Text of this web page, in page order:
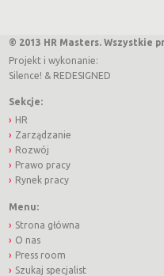
© 2013 HR Masters. Wszystkie
Projekt i wykonanie:
Silence! & REDESIGNED
Sekcje:
HR
Zarządzanie
Rozwój
Prawo pracy
Rynek pracy
Menu:
Strona główna
O nas
Press room
Szukaj specjalist